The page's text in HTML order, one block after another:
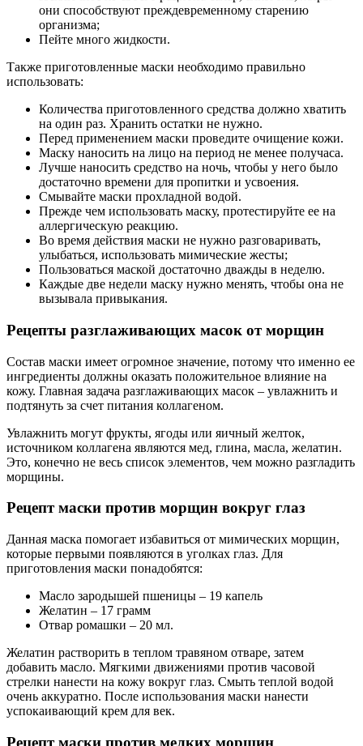
они способствуют преждевременному старению
организма;
Пейте много жидкости.
Также приготовленные маски необходимо правильно
использовать:
Количества приготовленного средства должно хватить
на один раз. Хранить остатки не нужно.
Перед применением маски проведите очищение кожи.
Маску наносить на лицо на период не менее получаса.
Лучше наносить средство на ночь, чтобы у него было
достаточно времени для пропитки и усвоения.
Смывайте маски прохладной водой.
Прежде чем использовать маску, протестируйте ее на
аллергическую реакцию.
Во время действия маски не нужно разговаривать,
улыбаться, использовать мимические жесты;
Пользоваться маской достаточно дважды в неделю.
Каждые две недели маску нужно менять, чтобы она не
вызывала привыкания.
Рецепты разглаживающих масок от морщин
Состав маски имеет огромное значение, потому что именно ее
ингредиенты должны оказать положительное влияние на
кожу. Главная задача разглаживающих масок – увлажнить и
подтянуть за счет питания коллагеном.
Увлажнить могут фрукты, ягоды или яичный желток,
источником коллагена являются мед, глина, масла, желатин.
Это, конечно не весь список элементов, чем можно разгладить
морщины.
Рецепт маски против морщин вокруг глаз
Данная маска помогает избавиться от мимических морщин,
которые первыми появляются в уголках глаз. Для
приготовления маски понадобятся:
Масло зародышей пшеницы – 19 капель
Желатин – 17 грамм
Отвар ромашки – 20 мл.
Желатин растворить в теплом травяном отваре, затем
добавить масло. Мягкими движениями против часовой
стрелки нанести на кожу вокруг глаз. Смыть теплой водой
очень аккуратно. После использования маски нанести
успокаивающий крем для век.
Рецепт маски против мелких морщин